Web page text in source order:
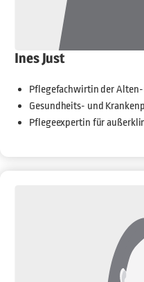
Ines Just
Pflegefachwirtin der Alten-
Gesundheits- und
Pflegeexpertin für